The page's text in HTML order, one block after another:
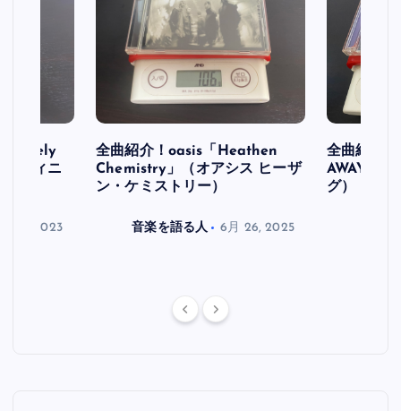
フィニ
30, 2023
全曲紹介！oasis「Heathen
Chemistry」（オアシス ヒーザ
ン・ケミストリー）
音楽を語る人 6月 26, 2025
全曲紹介
AWAY」
グ）